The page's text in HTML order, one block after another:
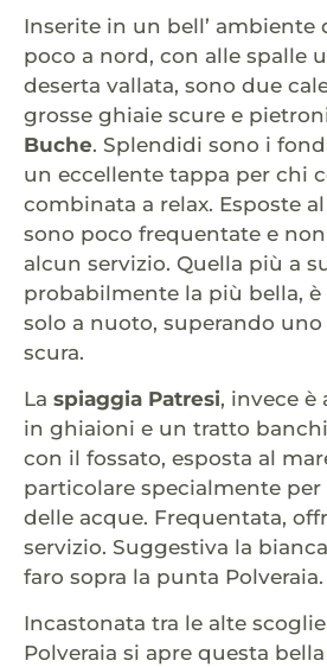
Inserite in un bell’ ambiente
poco a nord, con alle spalle
deserta vallata, sono due
grosse ghiaie scure e
Buche. Splendidi sono i
un eccellente tappa per chi
combinata a relax. Esposte
sono poco frequentate e
alcun servizio. Quella più a
probabilmente la più bella,
solo a nuoto, superando
scura.
La spiaggia Patresi, invece è
in ghiaioni e un tratto
con il fossato, esposta al
particolare specialmente per
delle acque. Frequentata,
servizio. Suggestiva la
faro sopra la punta Polveraia.
Incastonata tra le alte
Polveraia si apre questa